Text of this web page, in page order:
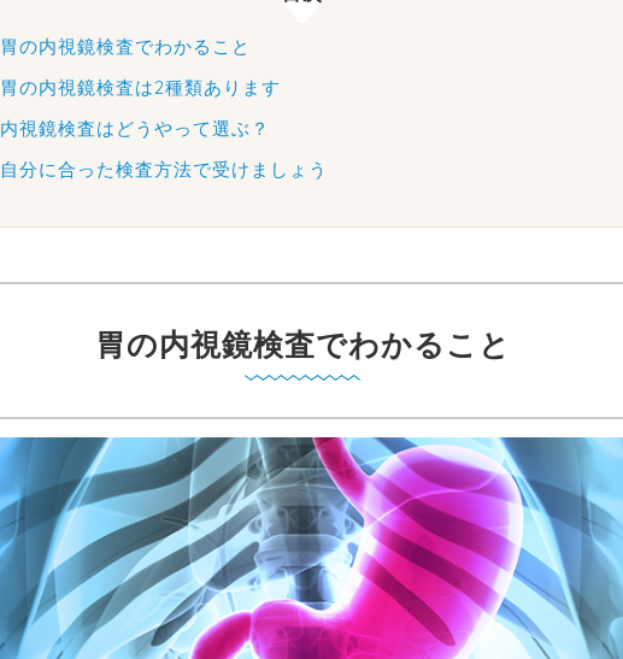
胃の内視鏡検査でわかること
胃の内視鏡検査は2種類あります
内視鏡検査はどうやって選ぶ？
自分に合った検査方法で受けましょう
胃の内視鏡検査でわかること